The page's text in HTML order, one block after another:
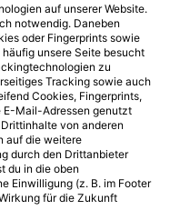
auf unserer Website.
notwendig. Daneben
oder Fingerprints sowie
unsere Seite besucht
zu
Tracking sowie auch
Cookies, Fingerprints,
E-Mail-Adressen genutzt
von anderen
auf die weitere
durch den Drittanbieter
du in die oben
Einwilligung (z. B. im Footer
für die Zukunft